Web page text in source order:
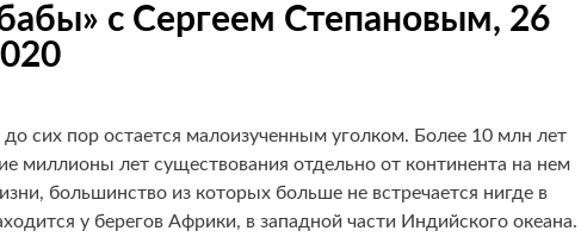
c Сергеем Степановым, 26
сих пор остается малоизученным уголком. Более 10 млн лет
миллионы лет существования отдельно от континента на нем
большинство из которых больше не встречается нигде в
у берегов Африки, в западной части Индийского океана.